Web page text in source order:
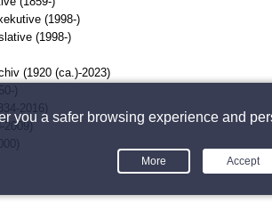
(1998-)
(1998-)
(1920 (ca.)-2023)
)
2016)
2009)
you a safer browsing experience and
More Accept